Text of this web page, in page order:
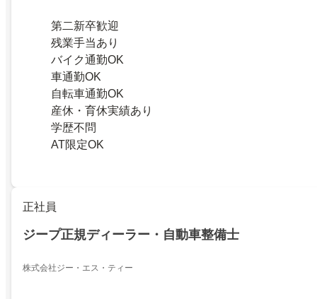
第二新卒歓迎
残業手当あり
バイク通勤OK
車通勤OK
自転車通勤OK
産休・育休実績あり
学歴不問
AT限定OK
正社員
ジープ正規ディーラー・自動車整備士
株式会社ジー・エス・ティー